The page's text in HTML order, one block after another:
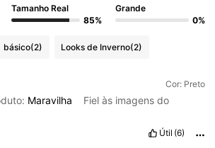
Tamanho Real
85%
Grande
0%
básico(2) Looks de Inverno(2)
Cor: Preto
Maravilha
Fiel às imagens do
Útil (6)